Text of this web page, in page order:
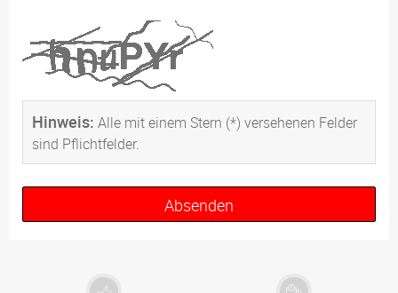
Hinweis: Alle mit einem Stern (*) versehenen Felder
sind Pflichtfelder.
Absenden